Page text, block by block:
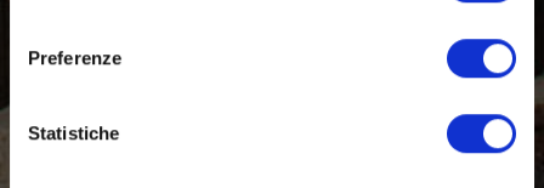
Preferenze
Statistiche